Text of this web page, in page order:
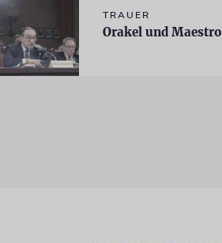
TRAUER
Orakel und Maestro